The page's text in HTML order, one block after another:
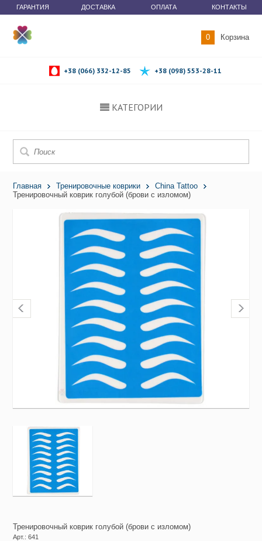
ГАРАНТИЯ ДОСТАВКА ОПЛАТА КОНТАКТЫ
0 Корзина
+38 (066) 332-12-85 +38 (098) 553-28-11
КАТЕГОРИИ
Главная Тренировочные коврики
China Tattoo
Тренировочный коврик голубой (брови с изломом)
Тренировочный коврик голубой (брови с изломом)
Арт.: 641